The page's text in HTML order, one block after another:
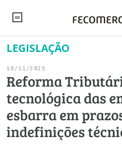
NOTÍCIAS
Editorial
Artigos
Institucional
Debates Fecomercio-SP
Economia
Pesquisas
Brasil
Legislação
SINDICATOS
PESQUISAS
FALE CONOSCO
LEGISLAÇÃO
18/11/2025
Reforma
tecnológica das
esbarra em
indefinições